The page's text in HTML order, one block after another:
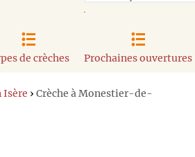
de crèches Prochaines ouvertures
Isère › Crèche à Monestier-de-